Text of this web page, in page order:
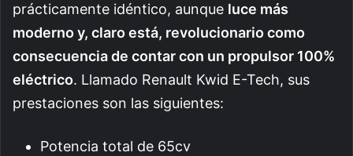
prácticamente idéntico, aunque luce más
moderno y, claro está, revolucionario como
consecuencia de contar con un propulsor 100%
eléctrico. Llamado Renault Kwid E-Tech, sus
prestaciones son las siguientes:
Potencia total de 65cv